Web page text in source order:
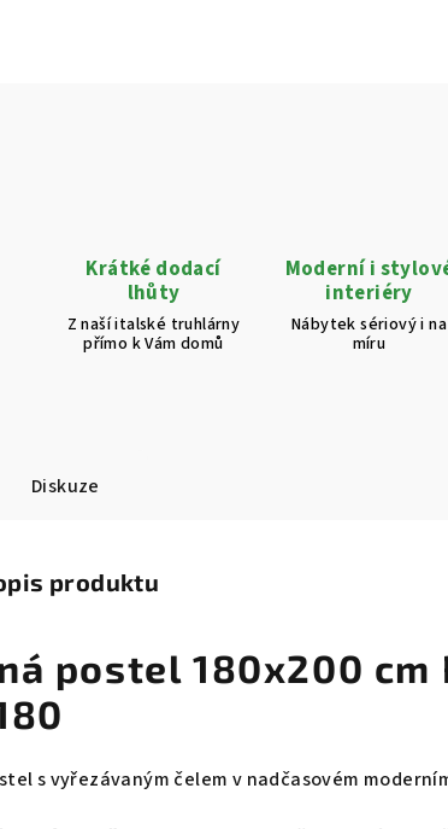
Krátké dodací
lhůty
Z naší italské truhlárny
přímo k Vám domů
Moderní i
interiéry
Nábytek sériový i na
míru
Diskuze
produktu
postel 180x200 cm
s vyřezávaným čelem v nadčasovém